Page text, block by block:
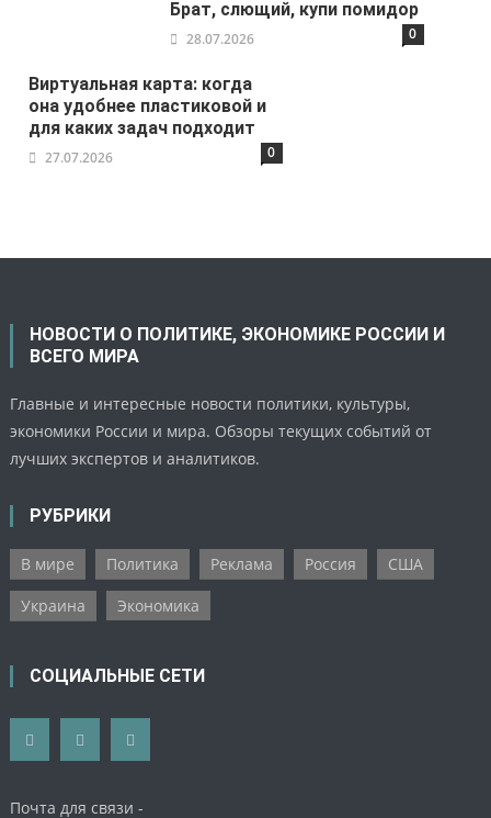
Брат, слющий, купи помидор
28.07.2026 0
Виртуальная карта: когда
она удобнее пластиковой и
для каких задач подходит
27.07.2026 0
НОВОСТИ О ПОЛИТИКЕ, ЭКОНОМИКЕ РОССИИ И
ВСЕГО МИРА
Главные и интересные новости политики, культуры,
экономики России и мира. Обзоры текущих событий от
лучших экспертов и аналитиков.
РУБРИКИ
В мире Политика Реклама Россия
США
Украина
Экономика
СОЦИАЛЬНЫЕ СЕТИ
Почта для связи -